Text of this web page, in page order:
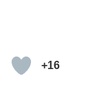
+16